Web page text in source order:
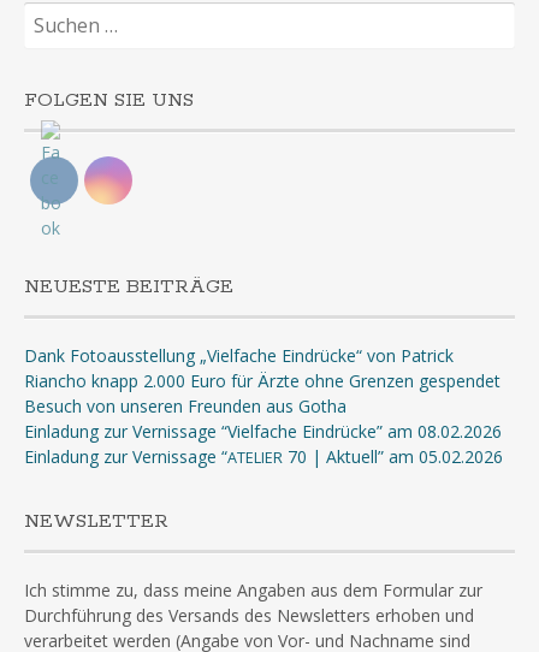
Suchen
nach:
FOLGEN SIE UNS
NEUESTE BEITRÄGE
Dank Fotoausstellung „Vielfache Eindrücke“ von Patrick
Riancho knapp 2.000 Euro für Ärzte ohne Grenzen gespendet
Besuch von unseren Freunden aus Gotha
Einladung zur Vernissage “Vielfache Eindrücke” am 08.02.2026
Einladung zur Vernissage “ATELIER 70 | Aktuell” am 05.02.2026
NEWSLETTER
Ich stimme zu, dass meine Angaben aus dem Formular zur
Durchführung des Versands des Newsletters erhoben und
verarbeitet werden (Angabe von Vor- und Nachname sind